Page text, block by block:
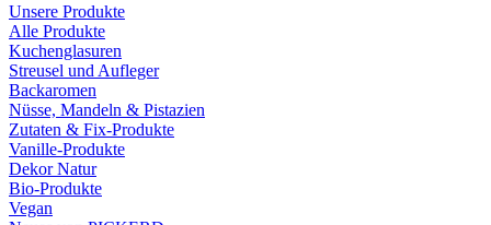
Unsere Produkte
Alle Produkte
Kuchenglasuren
Streusel und Aufleger
Backaromen
Nüsse, Mandeln & Pistazien
Zutaten & Fix-Produkte
Vanille-Produkte
Dekor Natur
Bio-Produkte
Vegan